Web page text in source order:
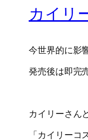
カイリ
今世界的に影
発売後は即完
カイリーさん
「カイリー